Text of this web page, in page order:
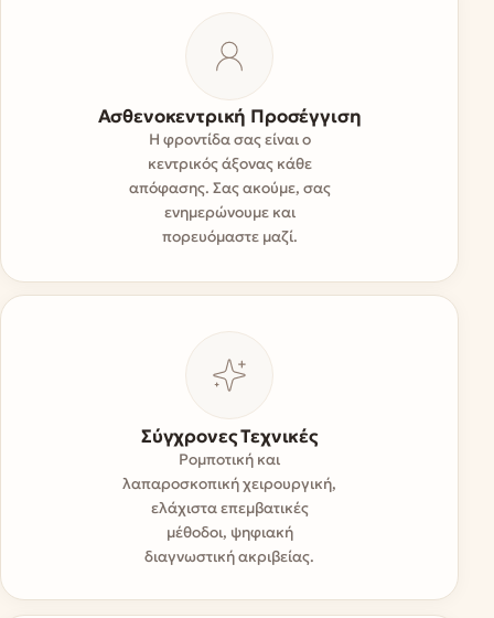
Ασθενοκεντρική Προσέγγιση
Η φροντίδα σας είναι ο
κεντρικός άξονας κάθε
απόφασης. Σας ακούμε, σας
ενημερώνουμε και
πορευόμαστε μαζί.
Σύγχρονες Τεχνικές
Ρομποτική και
λαπαροσκοπική χειρουργική,
ελάχιστα επεμβατικές
μέθοδοι, ψηφιακή
διαγνωστική ακριβείας.